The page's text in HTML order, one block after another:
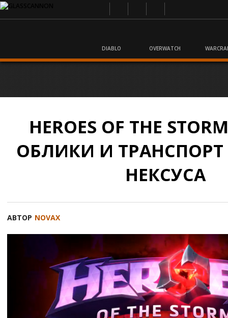
DIABLO OVERWATCH
HEROES OF THE
ОБЛИКИ И
НЕКСУСА
АВТОР NOVAX